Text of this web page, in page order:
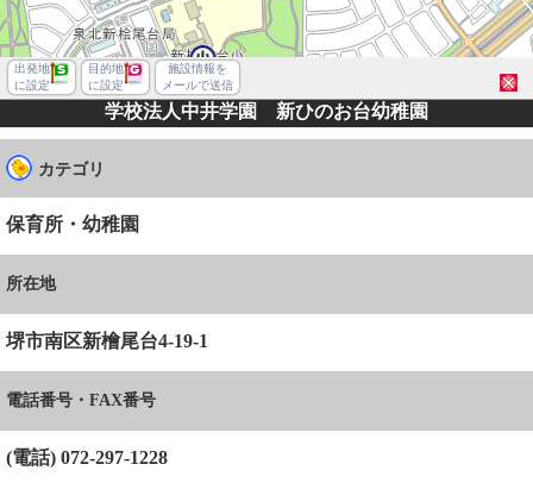
堺市南区新檜尾台４丁
出発地
に設定
目的地
に設定
施設情報を
メールで送信
学校法人中井学園 新ひのお台幼稚園
カテゴリ
保育所・幼稚園
所在地
堺市南区新檜尾台4-19-1
電話番号・FAX番号
(電話) 072-297-1228